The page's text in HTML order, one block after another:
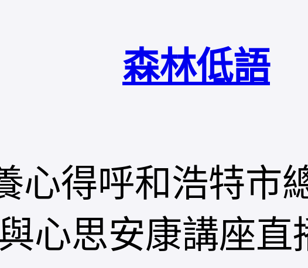
森林低語
心得呼和浩特市
心思安康講座直